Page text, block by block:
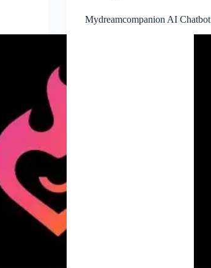
Mydreamcompanion AI Chatbot